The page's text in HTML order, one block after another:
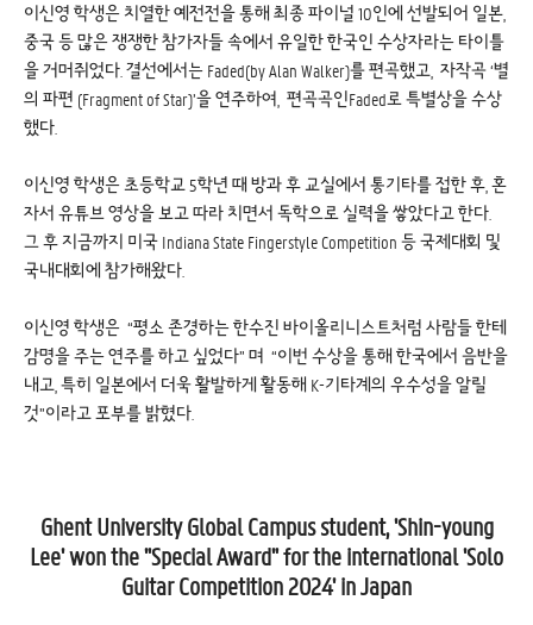
이신영 학생은 치열한 예전전을 통해 최종 파이널 10인에 선발되어 일본,
중국 등 많은 쟁쟁한 참가자들 속에서 유일한 한국인 수상자라는 타이틀
을 거머쥐었다. 결선에서는 Faded(by Alan Walker)를 편곡했고, 자작곡 ‘별
의 파편 (Fragment of Star)’을 연주하여, 편곡곡인Faded로 특별상을 수상
했다.
이신영 학생은 초등학교 5학년 때 방과 후 교실에서 통기타를 접한 후, 혼
자서 유튜브 영상을 보고 따라 치면서 독학으로 실력을 쌓았다고 한다.
그 후 지금까지 미국 Indiana State Fingerstyle Competition 등 국제대회 및
국내대회에 참가해왔다.
이신영 학생은 “평소 존경하는 한수진 바이올리니스트처럼 사람들 한테
감명을 주는 연주를 하고 싶었다” 며 “이번 수상을 통해 한국에서 음반을
내고, 특히 일본에서 더욱 활발하게 활동해 K-기타계의 우수성을 알릴
것”이라고 포부를 밝혔다.
Ghent University Global Campus student, 'Shin-young
Lee' won the "Special Award" for the international 'Solo
Guitar Competition 2024' in Japan